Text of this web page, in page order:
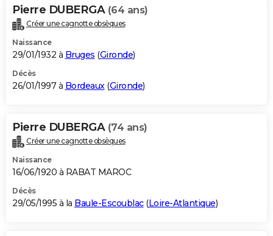
Pierre DUBERGA (64 ans)
Créer une cagnotte obsèques
Naissance
29/01/1932 à Bruges (Gironde)
Décès
26/01/1997 à Bordeaux(Gironde)
Pierre DUBERGA (74 ans)
Créer une cagnotte obsèques
Naissance
16/06/1920 à RABAT MAROC
Décès
29/05/1995 à la Baule-Escoublac(Loire-Atlantique)